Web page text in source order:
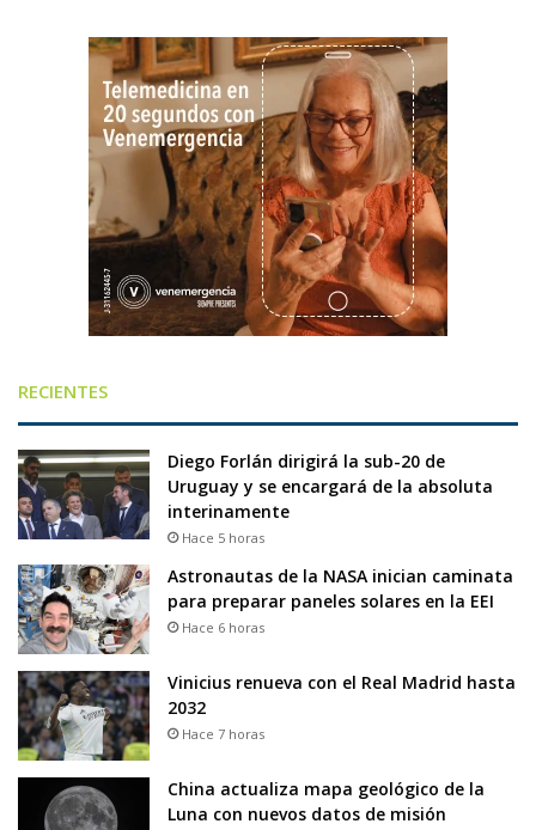
RECIENTES
Diego Forlán dirigirá la sub-20 de
Uruguay y se encargará de la absoluta
interinamente
Hace 5 horas
Astronautas de la NASA inician caminata
para preparar paneles solares en la EEI
Hace 6 horas
Vinicius renueva con el Real Madrid hasta
2032
Hace 7 horas
China actualiza mapa geológico de la
Luna con nuevos datos de misión